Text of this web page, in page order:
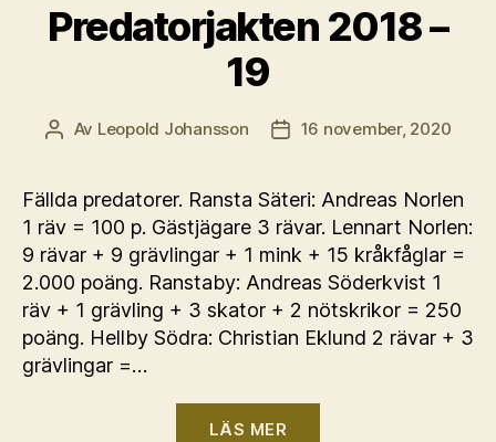
Predatorjakten 2018 –
19
Inläggsförfattare
Av Leopold Johansson Inläggsdatum
16 november, 2020
Fällda predatorer. Ransta Säteri: Andreas Norlen
1 räv = 100 p. Gästjägare 3 rävar. Lennart Norlen:
9 rävar + 9 grävlingar + 1 mink + 15 kråkfåglar =
2.000 poäng. Ranstaby: Andreas Söderkvist 1
räv + 1 grävling + 3 skator + 2 nötskrikor = 250
poäng. Hellby Södra: Christian Eklund 2 rävar + 3
grävlingar =…
LÄS MER